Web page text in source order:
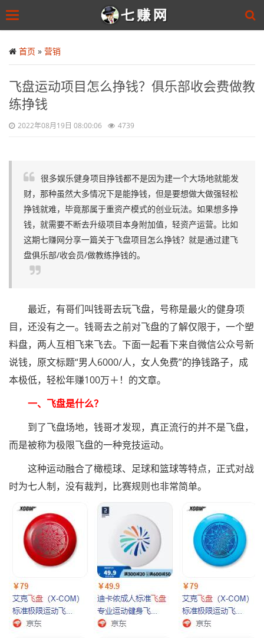
to
main
Toggle
首页 » 营销
飞盘运动项目怎么挣钱？俱乐部收会费做教
练挣钱
2022年08月19日 08:00:06 4739
很多娱乐健身项目挣钱都不是因为建一个大场地就能发
财，那种虽然大多情况下是能挣钱，但是要想做大做强轻松
挣钱就难，毕竟那属于重资产模式的创业玩法。如果想多挣
钱，就需要不断去升级项目本身附加值，轻资产运营。比如
这期七赚网分享一篇关于飞盘项目怎么挣钱？就是通过建飞
盘俱乐部/收会员/做教练挣钱的。
最近，有哥们叫钱哥去玩飞盘，号称是最火的健身项
目，还没有之一。钱哥去之前对飞盘的了解仅限于，一个塑
料盘，两人互相飞来飞去。下面一起看下来自微信公众号新
说钱，原文标题“男人6000/人，女人免费”的挣钱路子，成
本极低，轻松年赚100万＋！的文章。
一、飞盘是什么？
到了飞盘场地，钱哥才发现，真正流行的并不是飞盘，
而是被称为极限飞盘的一种竞技运动。
这种运动融合了橄榄球、足球和篮球等特点，正式对战
时为七人制，没有裁判，比赛规则也非常简单。